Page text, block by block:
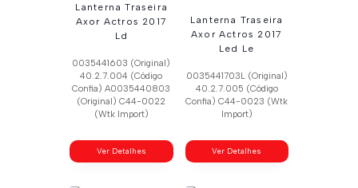
Lanterna Traseira
Axor Actros 2017
Ld
0035441603 (Original)
40.2.7.004 (Código
Confia) A0035440803
(Original) C44-0022
(Wtk Import)
Ver Detalhes
Lanterna Traseira
Axor Actros 2017
Led Le
0035441703L (Original)
40.2.7.005 (Código
Confia) C44-0023 (Wtk
Import)
Ver Detalhes